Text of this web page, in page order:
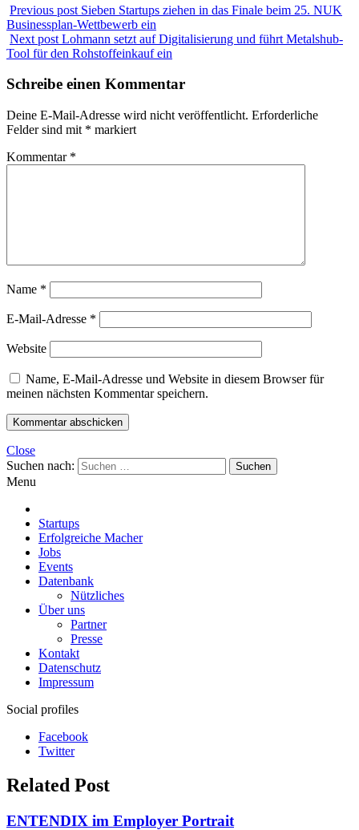
Previous post Sieben Startups ziehen in das Finale beim 25. NUK
Businessplan-Wettbewerb ein
Next post Lohmann setzt auf Digitalisierung und führt Metalshub-
Tool für den Rohstoffeinkauf ein
Schreibe einen Kommentar
Deine E-Mail-Adresse wird nicht veröffentlicht. Erforderliche
Felder sind mit * markiert
Kommentar *
Name *
E-Mail-Adresse *
Website
Name, E-Mail-Adresse und Website in diesem Browser für
meinen nächsten Kommentar speichern.
Close
Suchen nach:
Menu
Startups
Erfolgreiche Macher
Jobs
Events
Datenbank
Nützliches
Über uns
Partner
Presse
Kontakt
Datenschutz
Impressum
Social profiles
Facebook
Twitter
Related Post
ENTENDIX im Employer Portrait